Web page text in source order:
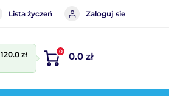
Lista życzeń Zaloguj sie
120.0 zł
0 0.0 zł